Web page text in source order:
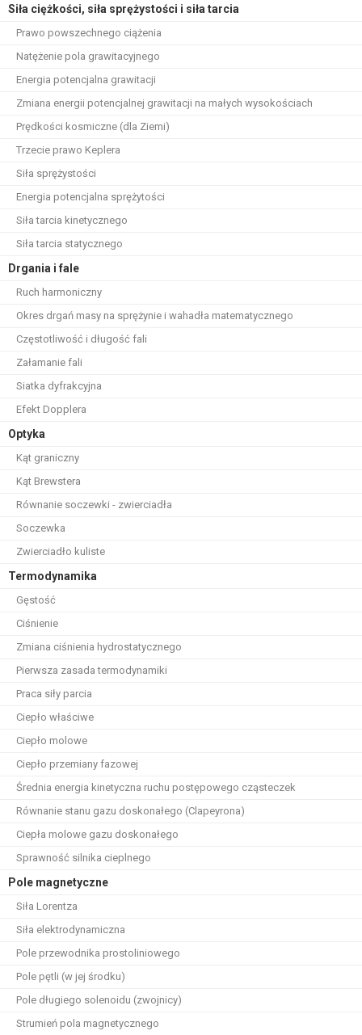
Siła ciężkości, siła sprężystości i siła tarcia
Prawo powszechnego ciążenia
Natężenie pola grawitacyjnego
Energia potencjalna grawitacji
Zmiana energii potencjalnej grawitacji na małych wysokościach
Prędkości kosmiczne (dla Ziemi)
Trzecie prawo Keplera
Siła sprężystości
Energia potencjalna sprężytości
Siła tarcia kinetycznego
Siła tarcia statycznego
Drgania i fale
Ruch harmoniczny
Okres drgań masy na sprężynie i wahadła matematycznego
Częstotliwość i długość fali
Załamanie fali
Siatka dyfrakcyjna
Efekt Dopplera
Optyka
Kąt graniczny
Kąt Brewstera
Równanie soczewki - zwierciadła
Soczewka
Zwierciadło kuliste
Termodynamika
Gęstość
Ciśnienie
Zmiana ciśnienia hydrostatycznego
Pierwsza zasada termodynamiki
Praca siły parcia
Ciepło właściwe
Ciepło molowe
Ciepło przemiany fazowej
Średnia energia kinetyczna ruchu postępowego cząsteczek
Równanie stanu gazu doskonałego (Clapeyrona)
Ciepła molowe gazu doskonałego
Sprawność silnika cieplnego
Pole magnetyczne
Siła Lorentza
Siła elektrodynamiczna
Pole przewodnika prostoliniowego
Pole pętli (w jej środku)
Pole długiego solenoidu (zwojnicy)
Strumień pola magnetycznego